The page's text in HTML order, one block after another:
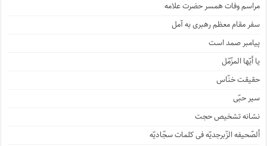
مراسم وفات همسر حضرت علامه
سفر مقام معظم رهبری به آمل
پیامبر صمد است
یا أیّها المزّمّل
حقیقت خنّاس
سیر حبّی
نشانه تشخیص حجت
ألصّحیفه الزّبرجدیّه فی کلمات سجّادیّه